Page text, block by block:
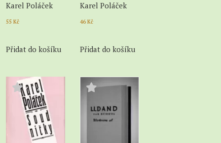
Karel Poláček
55 Kč
Přidat do košíku
Karel Poláček
46 Kč
Přidat do košíku